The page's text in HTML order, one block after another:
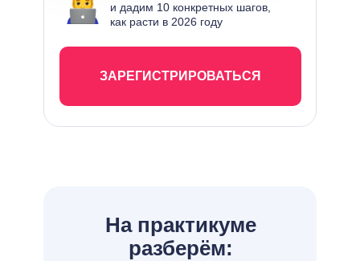
и дадим 10 конкретных шагов,
как расти в 2026 году
ЗАРЕГИСТРИРОВАТЬСЯ
На практикуме
разберём: